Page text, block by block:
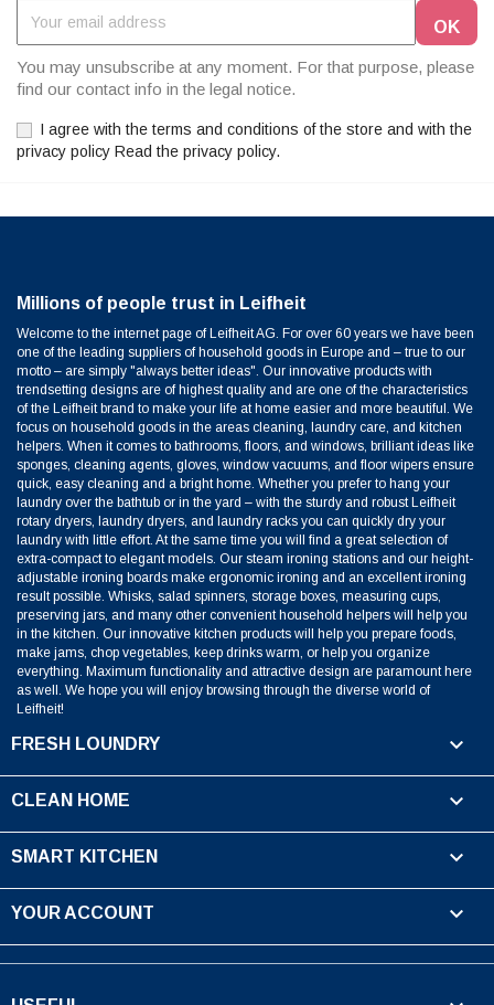
You may unsubscribe at any moment. For that purpose, please
find our contact info in the legal notice.
I agree with the terms and conditions of the store and with the
privacy policy Read the privacy policy.
Millions of people trust in Leifheit
Welcome to the internet page of Leifheit AG. For over 60 years we have been
one of the leading suppliers of household goods in Europe and – true to our
motto – are simply "always better ideas". Our innovative products with
trendsetting designs are of highest quality and are one of the characteristics
of the Leifheit brand to make your life at home easier and more beautiful. We
focus on household goods in the areas cleaning, laundry care, and kitchen
helpers. When it comes to bathrooms, floors, and windows, brilliant ideas like
sponges, cleaning agents, gloves, window vacuums, and floor wipers ensure
quick, easy cleaning and a bright home. Whether you prefer to hang your
laundry over the bathtub or in the yard – with the sturdy and robust Leifheit
rotary dryers, laundry dryers, and laundry racks you can quickly dry your
laundry with little effort. At the same time you will find a great selection of
extra-compact to elegant models. Our steam ironing stations and our height-
adjustable ironing boards make ergonomic ironing and an excellent ironing
result possible. Whisks, salad spinners, storage boxes, measuring cups,
preserving jars, and many other convenient household helpers will help you
in the kitchen. Our innovative kitchen products will help you prepare foods,
make jams, chop vegetables, keep drinks warm, or help you organize
everything. Maximum functionality and attractive design are paramount here
as well. We hope you will enjoy browsing through the diverse world of
Leifheit!
FRESH LOUNDRY 
CLEAN HOME 
SMART KITCHEN 
YOUR ACCOUNT 